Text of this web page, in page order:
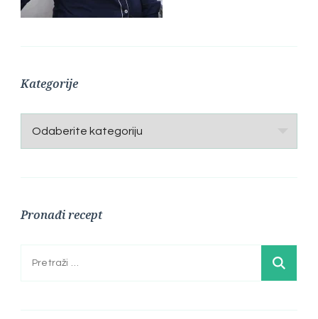
Kategorije
Kategorije
Pronađi recept
Pretraga: